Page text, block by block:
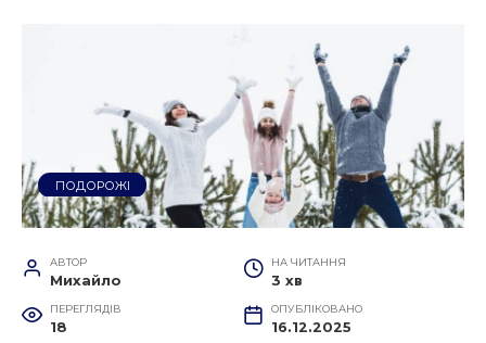
ПОДОРОЖІ
АВТОР
Михайло
НА ЧИТАННЯ
3 хв
ПЕРЕГЛЯДІВ
18
ОПУБЛІКОВАНО
16.12.2025